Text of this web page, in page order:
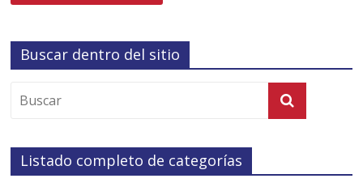
Buscar dentro del sitio
Listado completo de categorías